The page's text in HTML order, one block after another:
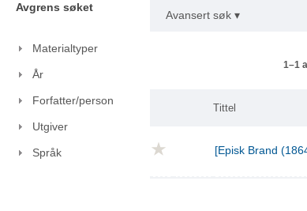
Avgrens søket
Materialtyper
År
Forfatter/person
Utgiver
Språk
Avansert søk ▾
1–1
Tittel
[Episk Brand